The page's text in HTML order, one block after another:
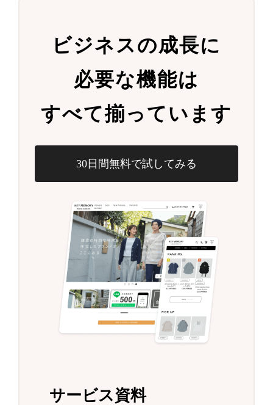
ビジネスの成長に
必要な機能は
すべて揃っています
30日間無料で試してみる
サービス資料